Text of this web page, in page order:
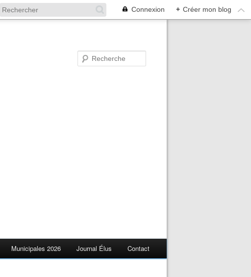
Connexion + Créer mon blog
Municipales 2026 Journal Élus Contact